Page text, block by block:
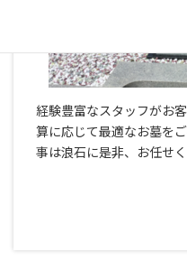
経験豊富なスタッフがお
算に応じて最適なお墓を
事は浪石に是非、お任せく